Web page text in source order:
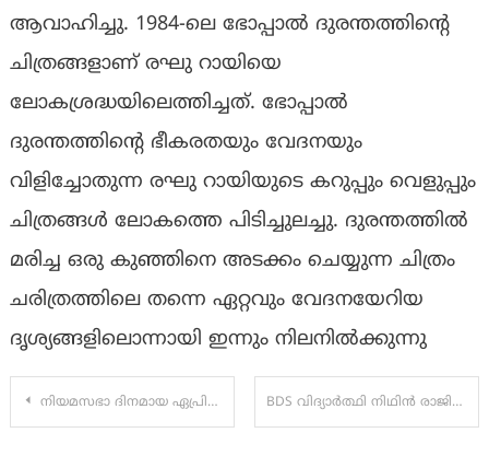
ആവാഹിച്ചു. 1984-ലെ ഭോപ്പാല്‍ ദുരന്തത്തിന്റെ
ചിത്രങ്ങളാണ് രഘു റായിയെ
ലോകശ്രദ്ധയിലെത്തിച്ചത്. ഭോപ്പാല്‍
ദുരന്തത്തിന്റെ ഭീകരതയും വേദനയും
വിളിച്ചോതുന്ന രഘു റായിയുടെ കറുപ്പും വെളുപ്പും
ചിത്രങ്ങള്‍ ലോകത്തെ പിടിച്ചുലച്ചു. ദുരന്തത്തില്‍
മരിച്ച ഒരു കുഞ്ഞിനെ അടക്കം ചെയ്യുന്ന ചിത്രം
ചരിത്രത്തിലെ തന്നെ ഏറ്റവും വേദനയേറിയ
ദൃശ്യങ്ങളിലൊന്നായി ഇന്നും നിലനിൽക്കുന്നു
Post
നിയമസഭാ ദിനമായ ഏപ്രില്‍ 27 (തിങ്കളാഴ്ച) രാവിലെ 10.00ന് നിയമസഭാ സമുച്ചയത്തിലെമഹാരഥന്‍മാരുടെ പ്രതിമകളില്‍ സ്പീക്കര്‍ എ. എന്‍. ഷംസീര്‍, പുഷ്പാര്‍ച്ചന നടത്തുന്നതാണ്. BDS വിദ്യാർത്ഥി നിഥിൻ രാജിന്റെ ആത്മഹത്യ :